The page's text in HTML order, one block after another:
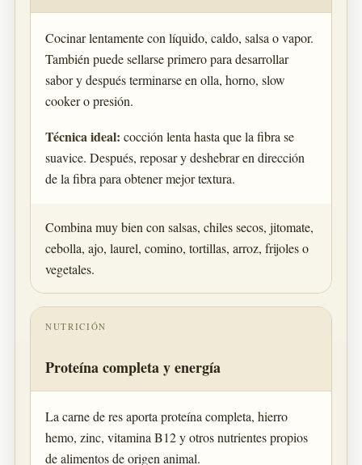
Cocinar lentamente con líquido, caldo, salsa o vapor.
También puede sellarse primero para desarrollar
sabor y después terminarse en olla, horno, slow
cooker o presión.
Técnica ideal: cocción lenta hasta que la fibra se
suavice. Después, reposar y deshebrar en dirección
de la fibra para obtener mejor textura.
Combina muy bien con salsas, chiles secos, jitomate,
cebolla, ajo, laurel, comino, tortillas, arroz, frijoles o
vegetales.
NUTRICIÓN
Proteína completa y energía
La carne de res aporta proteína completa, hierro
hemo, zinc, vitamina B12 y otros nutrientes propios
de alimentos de origen animal.